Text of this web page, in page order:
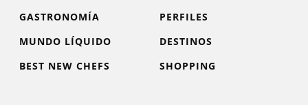
GASTRONOMÍA
PERFILES
MUNDO LÍQUIDO
DESTINOS
BEST NEW CHEFS
SHOPPING